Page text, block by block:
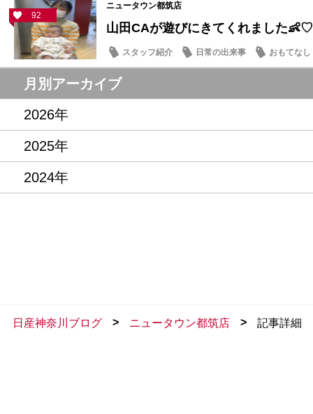
92
ニュータウン都筑店
山田CAが遊びにきてくれました👶♡
スタッフ紹介 日常の出来事 おもてなし
月別アーカイブ
2026年
2025年
2024年
日産神奈川ブログ > ニュータウン都筑店 > 記事詳細